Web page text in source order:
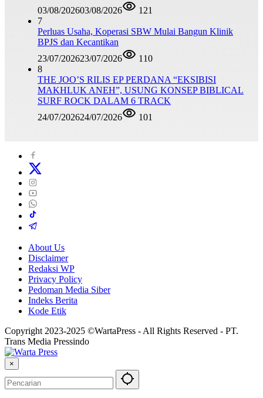
03/08/202603/08/2026
121
7
Perluas Usaha, Koperasi SBW Mulai Bangun Klinik
BPJS dan Kecantikan
23/07/202623/07/2026
110
8
THE JOO’S RILIS EP PERDANA “EKSIBISI
MAKHLUK ANEH”, USUNG KONSEP BIBLICAL
SURF ROCK DALAM 6 TRACK
24/07/202624/07/2026 101
About Us
Disclaimer
Redaksi WP
Privacy Policy
Pedoman Media Siber
Indeks Berita
Kode Etik
Copyright 2023-2025 ©WartaPress - All Rights Reserved - PT.
Trans Media Pressindo
×